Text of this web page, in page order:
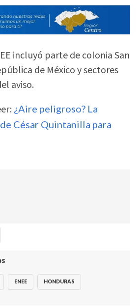
incluyó parte de colonia San
de México y sectores
aviso.
¿Aire peligroso? La
César Quintanilla para
ENEE HONDURAS